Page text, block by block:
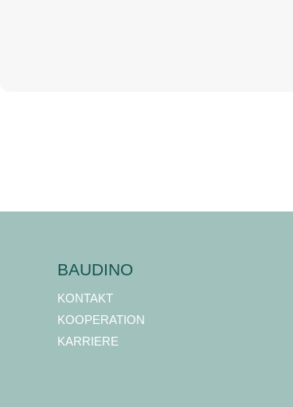
BAUDINO
KONTAKT
KOOPERATION
KARRIERE